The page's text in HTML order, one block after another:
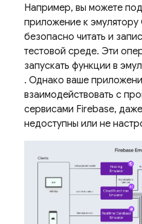
Например, вы можете
приложение к эмулятору
безопасно читать и
тестовой среде. Эти
запускать функции в
. Однако ваше
взаимодействовать с
сервисами Firebase,
недоступны или не